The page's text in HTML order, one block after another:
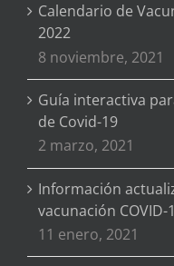
Calendario de
2022
8 noviembre, 2021
Guía interactiva
de Covid-19
2 marzo, 2021
Información
vacunación
11 enero, 2021